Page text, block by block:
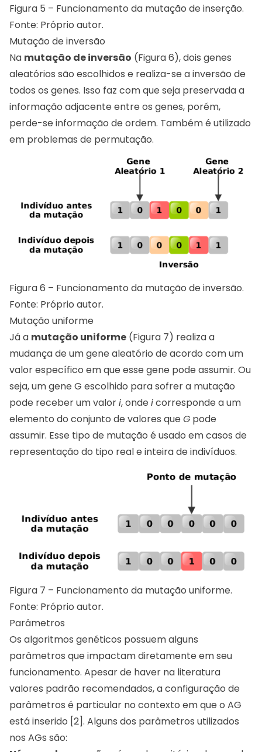
Figura 5 – Funcionamento da mutação de inserção.
Fonte: Próprio autor.
Mutação de inversão
Na mutação de inversão (Figura 6), dois genes
aleatórios são escolhidos e realiza-se a inversão de
todos os genes. Isso faz com que seja preservada a
informação adjacente entre os genes, porém,
perde-se informação de ordem. Também é utilizado
em problemas de permutação.
Figura 6 – Funcionamento da mutação de inversão.
Fonte: Próprio autor.
Mutação uniforme
Já a mutação uniforme (Figura 7) realiza a
mudança de um gene aleatório de acordo com um
valor específico em que esse gene pode assumir. Ou
seja, um gene G escolhido para sofrer a mutação
pode receber um valori, onde icorresponde a um
elemento do conjunto de valores que G pode
assumir. Esse tipo de mutação é usado em casos de
representação do tipo real e inteira de indivíduos.
Figura 7 – Funcionamento da mutação uniforme.
Fonte: Próprio autor.
Parâmetros
Os algoritmos genéticos possuem alguns
parâmetros que impactam diretamente em seu
funcionamento. Apesar de haver na literatura
valores padrão recomendados, a configuração de
parâmetros é particular no contexto em que o AG
está inserido [2]. Alguns dos parâmetros utilizados
nos AGs são: